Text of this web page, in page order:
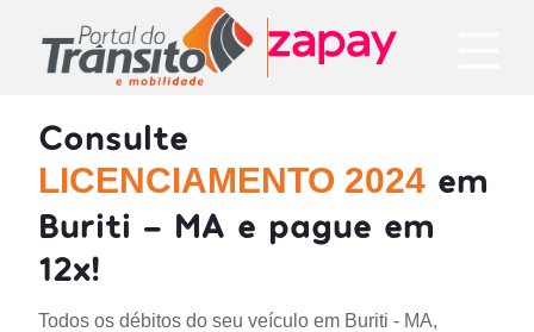
Consulte
LICENCIAMENTO 2024 em
Buriti - MA e pague em
12x!
Todos os débitos do seu veículo em Buriti - MA,